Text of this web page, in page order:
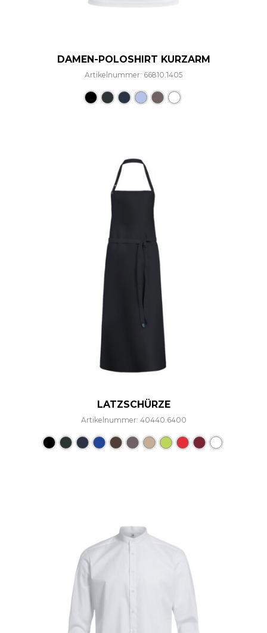
DAMEN-POLOSHIRT KURZARM
Artikelnummer: 66810.1405
LATZSCHÜRZE
Artikelnummer: 40440.6400